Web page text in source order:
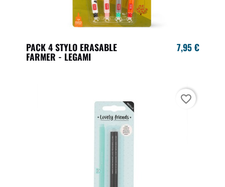
PACK 4 STYLO ERASABLE
FARMER - LEGAMI
7,95 €
favorite_border